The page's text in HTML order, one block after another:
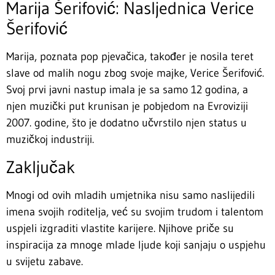
Marija Šerifović: Nasljednica Verice
Šerifović
Marija, poznata pop pjevačica, također je nosila teret
slave od malih nogu zbog svoje majke, Verice Šerifović.
Svoj prvi javni nastup imala je sa samo 12 godina, a
njen muzički put krunisan je pobjedom na Evroviziji
2007. godine, što je dodatno učvrstilo njen status u
muzičkoj industriji.
Zaključak
Mnogi od ovih mladih umjetnika nisu samo naslijedili
imena svojih roditelja, već su svojim trudom i talentom
uspjeli izgraditi vlastite karijere. Njihove priče su
inspiracija za mnoge mlade ljude koji sanjaju o uspjehu
u svijetu zabave.